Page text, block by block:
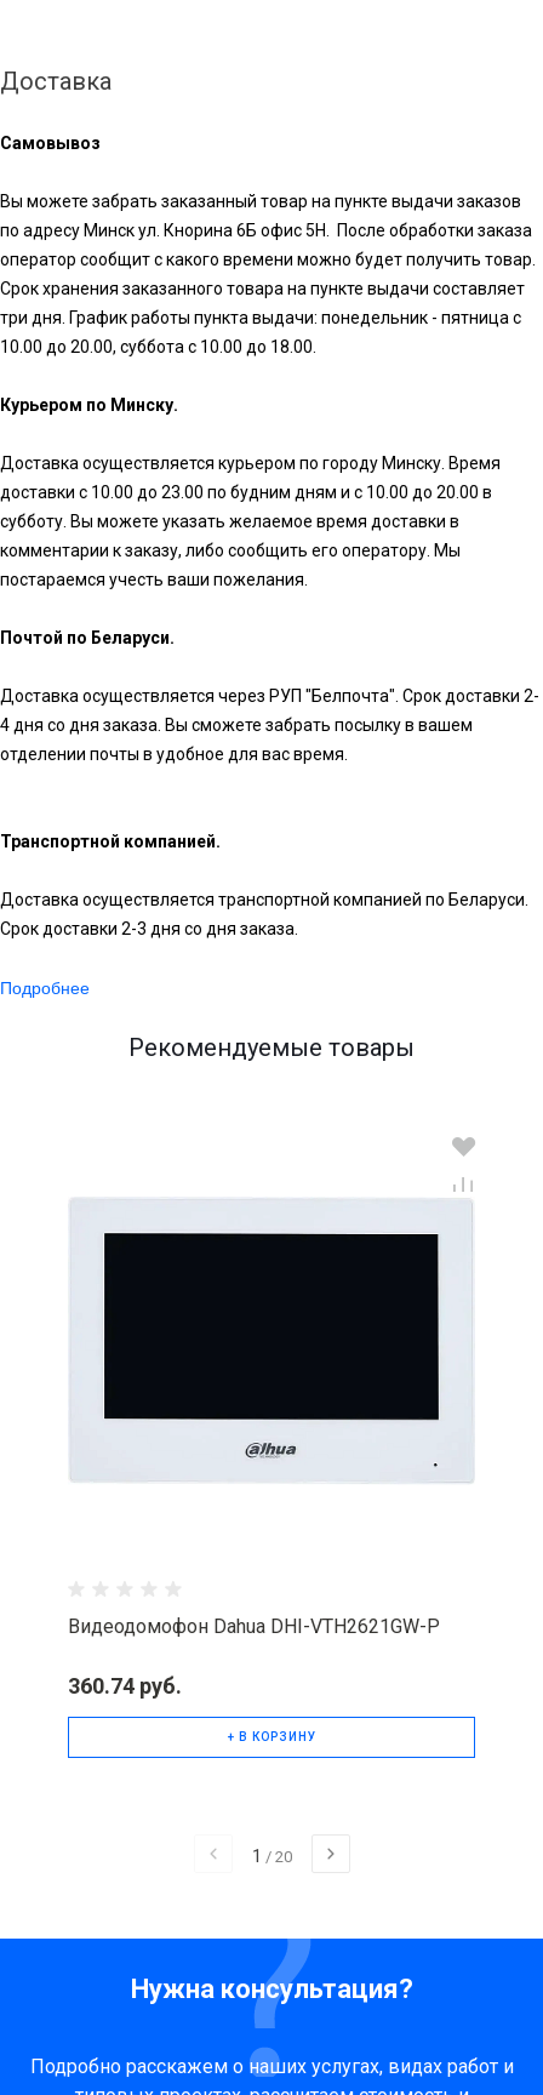
Доставка
Самовывоз
Вы можете забрать заказанный товар на пункте выдачи заказов
по адресу Минск ул. Кнорина 6Б офис 5Н. После обработки заказа
оператор сообщит с какого времени можно будет получить товар.
Срок хранения заказанного товара на пункте выдачи составляет
три дня. График работы пункта выдачи: понедельник - пятница с
10.00 до 20.00, суббота с 10.00 до 18.00.
Курьером по Минску.
Доставка осуществляется курьером по городу Минску. Время
доставки с 10.00 до 23.00 по будним дням и с 10.00 до 20.00 в
субботу. Вы можете указать желаемое время доставки в
комментарии к заказу, либо сообщить его оператору. Мы
постараемся учесть ваши пожелания.
Почтой по Беларуси.
Доставка осуществляется через РУП "Белпочта". Срок доставки 2-
4 дня со дня заказа. Вы сможете забрать посылку в вашем
отделении почты в удобное для вас время.
Транспортной компанией.
Доставка осуществляется транспортной компанией по Беларуси.
Срок доставки 2-3 дня со дня заказа.
Подробнее
Рекомендуемые товары
Видеодомофон Dahua DHI-VTH2621GW-P
360.74 руб.
+ В КОРЗИНУ
1 / 20
Нужна консультация?
Подробно расскажем о наших услугах, видах работ и